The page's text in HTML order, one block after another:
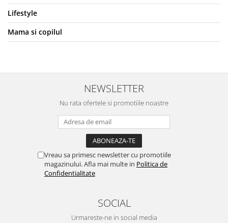
Lifestyle
Mama si copilul
NEWSLETTER
Nu rata ofertele si promotiile noastre
Vreau sa primesc newsletter cu promotiile
magazinului. Afla mai multe in Politica de
Confidentialitate
SOCIAL
Urmareste-ne in social media